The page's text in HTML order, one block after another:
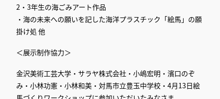
2・3年生の海ごみアート作品
・海の未来への願いを記した海洋プラスチック「絵馬」の願
掛け処 他
＜展示制作協力＞
金沢美術工芸大学・サラヤ株式会社・小嶋宏明・濱口のぞ
み・小林功憲・小林和美・対馬市立豊玉中学校・4月13日絵